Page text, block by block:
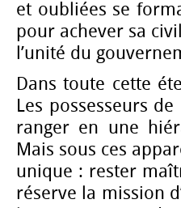
et oubliées se
pour achever sa
l’unité du
Dans toute cette
Les possesseurs
ranger en une
Mais sous ces
unique : rester
réserve la mission